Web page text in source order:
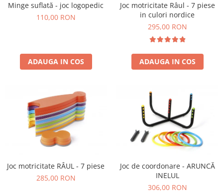
Minge suflată - joc logopedic
110,00 RON
ADAUGA IN COS
Joc motricitate Râul - 7 piese
in culori nordice
295,00 RON
ADAUGA IN COS
Joc motricitate RÂUL - 7 piese
285,00 RON
Joc de coordonare - ARUNCĂ
INELUL
306,00 RON